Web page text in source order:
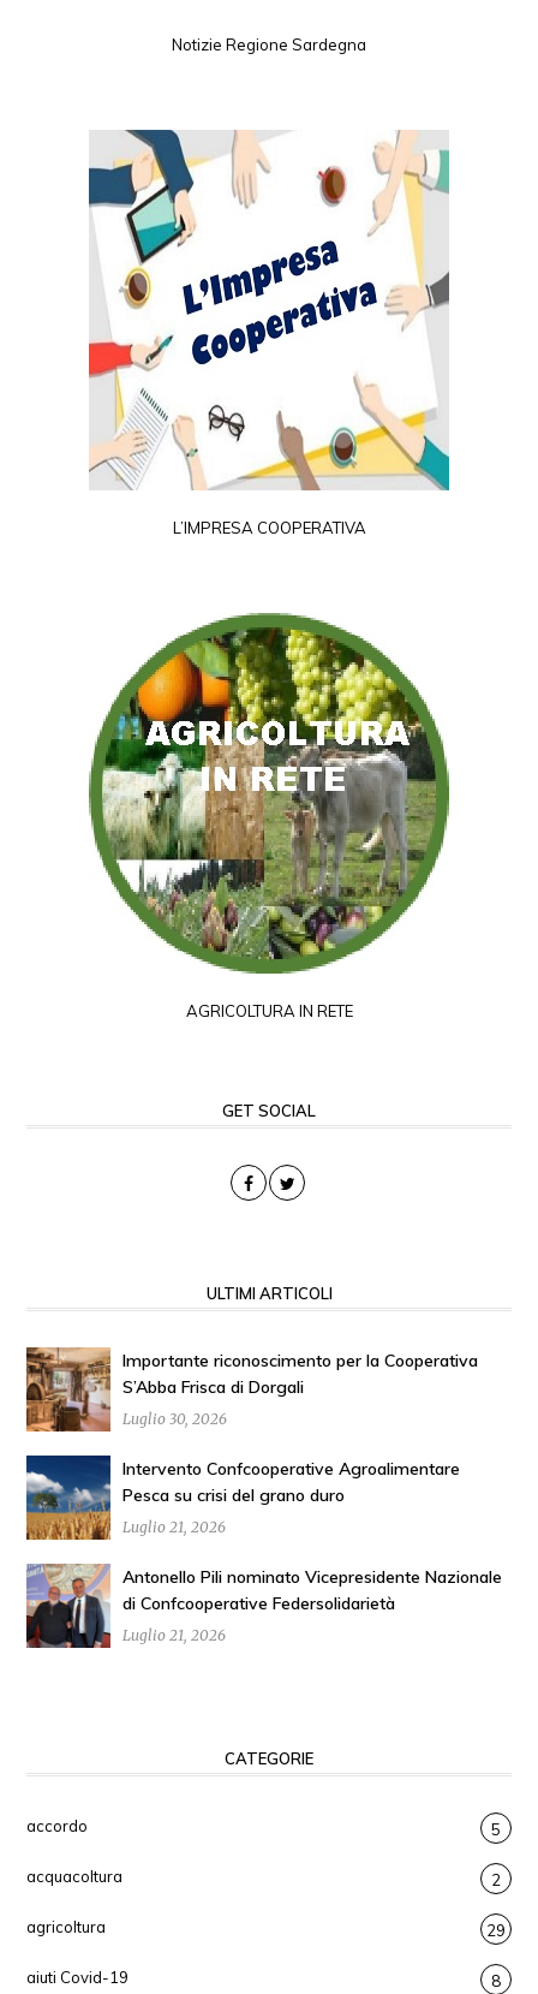
Notizie Regione Sardegna
L’IMPRESA COOPERATIVA
AGRICOLTURA IN RETE
GET SOCIAL
ULTIMI ARTICOLI
Importante riconoscimento per la Cooperativa
S’Abba Frisca di Dorgali
Luglio 30, 2026
Intervento Confcooperative Agroalimentare
Pesca su crisi del grano duro
Luglio 21, 2026
Antonello Pili nominato Vicepresidente Nazionale
di Confcooperative Federsolidarietà
Luglio 21, 2026
CATEGORIE
accordo 5
acquacoltura 2
agricoltura 29
aiuti Covid-19 8